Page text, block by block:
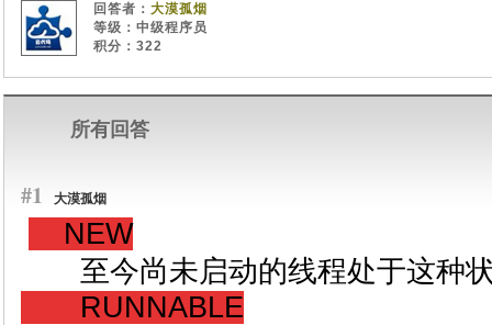
回答者： 大漠孤烟
等级：中级程序员
积分：322
所有回答
#1 大漠孤烟
NEW
至今尚未启动的线程处于这种
RUNNABLE